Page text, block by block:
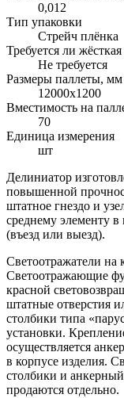
0,012
Тип упаковки
Стрейч плёнка
Требуется ли
Не требуется
Размеры паллеты, мм
12000х1200
Вместимость на
70
Единица измерения
шт
Делиниатор
повышенной
штатное гнездо и
среднему элементу в
(въезд или выезд).
Светоотражатели на
Светоотражающие
красной
штатные отверстия
столбики типа
установки.
осуществляется
в корпусе изделия.
столбики и
продаются отдельно.